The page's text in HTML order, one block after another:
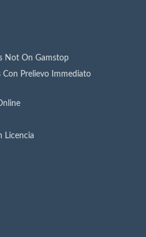
Not On Gamstop
Con Prelievo Immediato
Licencia